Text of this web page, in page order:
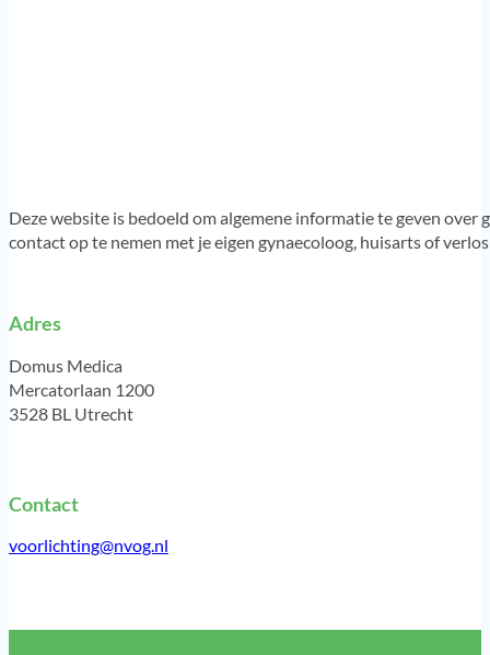
Deze website is bedoeld om algemene informatie te geven
contact op te nemen met je eigen gynaecoloog, huisarts of
Adres
Domus Medica
Mercatorlaan 1200
3528 BL Utrecht
Contact
voorlichting@nvog.nl